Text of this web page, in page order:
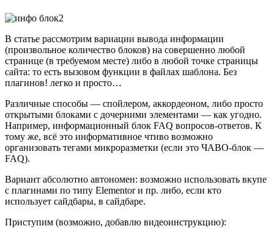
В статье рассмотрим вариации вывода информации
(произвольное количество блоков) на совершенно любой
странице (в требуемом месте) либо в любой точке страницы
сайта: то есть вызовом функции в файлах шаблона. Без
плагинов! легко и просто…
Различные способы — спойлером, аккордеоном, либо просто
открытыми блоками с дочерними элементами — как угодно.
Например, информационный блок FAQ вопросов-ответов. К
тому же, всё это информативное чтиво возможно
организовать тегами микроразметки (если это ЧАВО-блок —
FAQ).
Вариант абсолютно автономен: возможно использовать вкупе
с плагинами по типу Elementor и пр. либо, если кто
использует сайдбары, в сайдбаре.
Приступим (возможно, добавлю видеоинструкцию):